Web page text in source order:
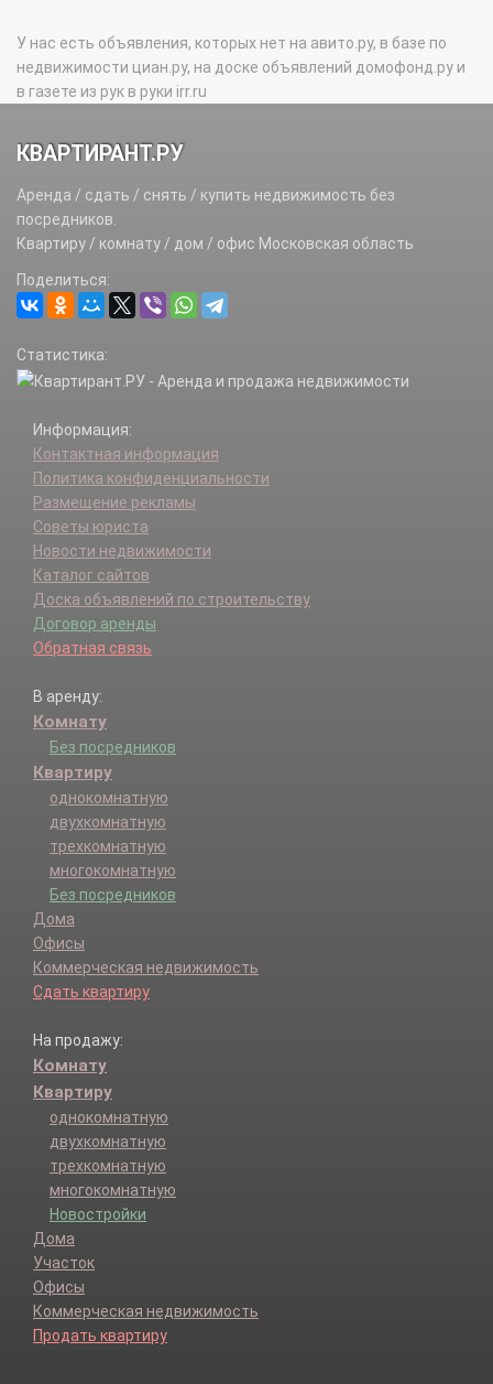
У нас есть объявления, которых нет на авито.ру, в базе по
недвижимости циан.ру, на доске объявлений домофонд.ру и
в газете из рук в руки irr.ru
КВАРТИРАНТ.РУ
Аренда / сдать / снять / купить недвижимость без
посредников.
Квартиру / комнату / дом / офис Московская область
Поделиться:
Статистика:
Информация:
Контактная информация
Политика конфиденциальности
Размещение рекламы
Советы юриста
Новости недвижимости
Каталог сайтов
Доска объявлений по строительству
Договор аренды
Обратная связь
В аренду:
Комнату
Без посредников
Квартиру
однокомнатную
двухкомнатную
трехкомнатную
многокомнатную
Без посредников
Дома
Офисы
Коммерческая недвижимость
Сдать квартиру
На продажу:
Комнату
Квартиру
однокомнатную
двухкомнатную
трехкомнатную
многокомнатную
Новостройки
Дома
Участок
Офисы
Коммерческая недвижимость
Продать квартиру